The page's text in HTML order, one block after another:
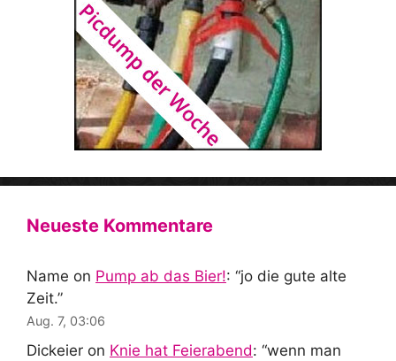
Neueste Kommentare
Name on Pump ab das Bier!: “jo die gute alte
Zeit.”
Aug. 7, 03:06
Dickeier on Knie hat Feierabend: “wenn man